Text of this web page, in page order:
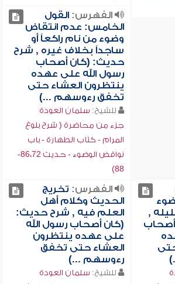
الفهرس:القول
الخامس: عدم انتقاض
وضوء من نام راكعاً أو
ساجداً بخلاف غيره , شرح
حديث: (كان أصحاب
رسول الله على عهده
ينتظرون العشاء حتى
تخفق رءوسهم ...)
للشيخ: سلمان العودة
جزء من محاضرة ( شرح بلوغ
المرام - كتاب الطهارة - باب
نواقض الوضوء - حديث 86،72-
88)
,
الفهرس: تخريج
الحديث وكلام أهل
العلم فيه , شرح حديث:
(كان أصحاب رسول الله
على عهده ينتظرون
العشاء حتى تخفق
رءوسهم ...)
للشيخ: سلمان العودة